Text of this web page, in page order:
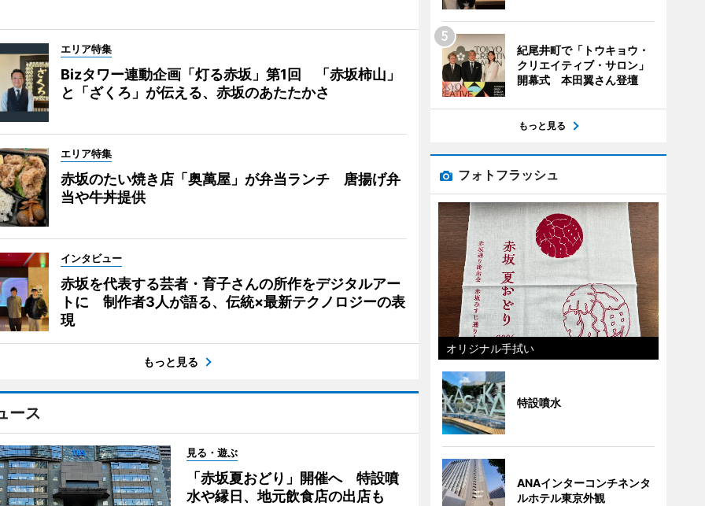
エリア特集
Bizタワー連動企画「灯る赤坂」第1回 「赤坂柿山」
と「ざくろ」が伝える、赤坂のあたたかさ
エリア特集
赤坂のたい焼き店「奥萬屋」が弁当ランチ 唐揚げ弁
当や牛丼提供
インタビュー
赤坂を代表する芸者・育子さんの所作をデジタルアー
トに 制作者3人が語る、伝統×最新テクノロジーの表
現
もっと見る
ース
見る・遊ぶ
「赤坂夏おどり」開催へ 特設噴
水や縁日、地元飲食店の出店も
紀尾井町で「トウキョウ・
クリエイティブ・サロン」
開幕式 本田翼さん登壇
もっと見る
フォトフラッシュ
オリジナル手拭い
特設噴水
ANAインターコンチネンタ
ルホテル東京外観